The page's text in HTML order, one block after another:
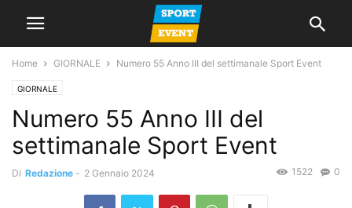
Home GIORNALE Numero 55 Anno III del settimanale Sport Event
GIORNALE
Numero 55 Anno III del
settimanale Sport Event
Di Redazione - 2 Gennaio 2024 0
1522